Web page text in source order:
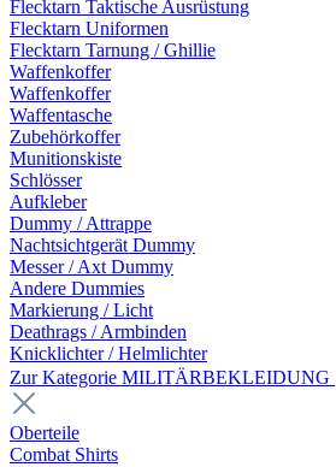
Flecktarn Taktische Ausrüstung
Flecktarn Uniformen
Flecktarn Tarnung / Ghillie
Waffenkoffer
Waffenkoffer
Waffentasche
Zubehörkoffer
Munitionskiste
Schlösser
Aufkleber
Dummy / Attrappe
Nachtsichtgerät Dummy
Messer / Axt Dummy
Andere Dummies
Markierung / Licht
Deathrags / Armbinden
Knicklichter / Helmlichter
Zur Kategorie MILITÄRBEKLEIDUNG
Oberteile
Combat Shirts